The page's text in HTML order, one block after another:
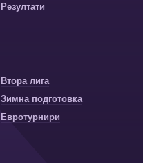
Резултати
Втора лига
Зимна подготовка
Евротурнири